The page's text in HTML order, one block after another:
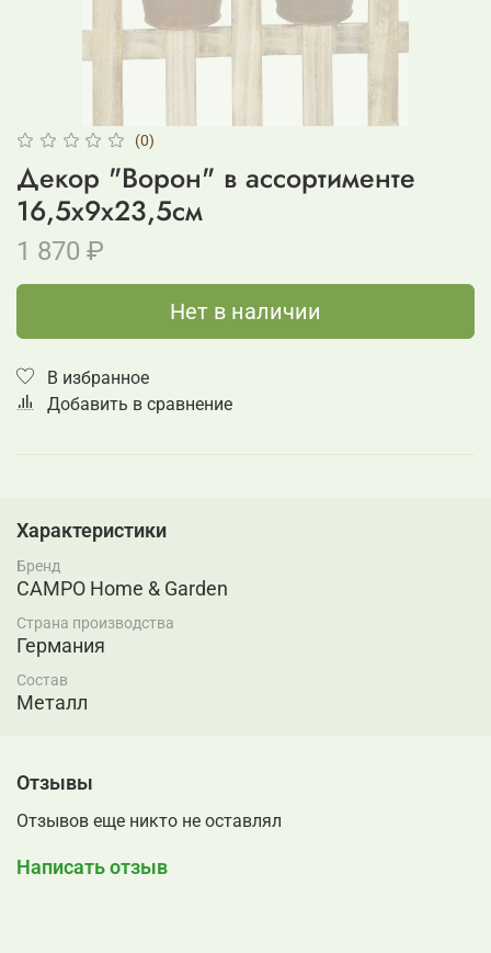
(0)
Декор "Ворон" в ассортименте
16,5x9x23,5см
1 870 ₽
Нет в наличии
В избранное
Добавить в сравнение
Характеристики
Бренд
CAMPO Home & Garden
Страна производства
Германия
Состав
Металл
Отзывы
Отзывов еще никто не оставлял
Написать отзыв